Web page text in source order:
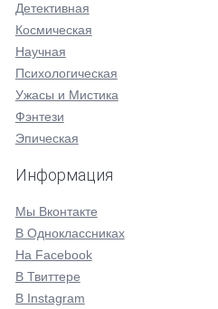
Детективная
Космическая
Научная
Психологическая
Ужасы и Мистика
Фэнтези
Эпическая
Информация
Мы Вконтакте
В Одноклассниках
На Facebook
В Твиттере
В Instagram